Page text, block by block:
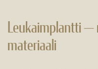
Leukaimplantti —
materiaali